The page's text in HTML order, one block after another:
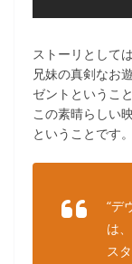
ストーリとして
兄妹の真剣なお
ゼントというこ
この素晴らしい
ということです。
“デ
は
ス